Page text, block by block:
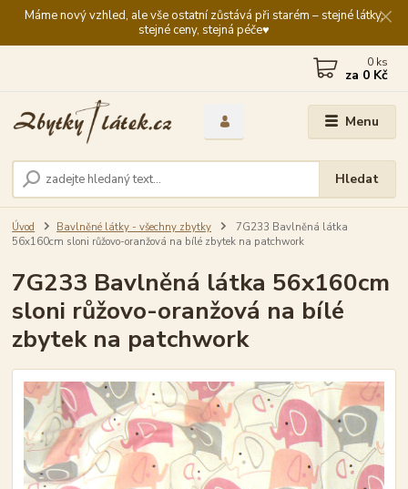
Máme nový vzhled, ale vše ostatní zůstává při starém – stejné látky,
stejné ceny, stejná péče♥️
Menu
Hledat
0 ks
za 0 Kč
Úvod Bavlněné látky - všechny zbytky
7G233 Bavlněná látka
56x160cm sloni růžovo-oranžová na bílé zbytek na patchwork
7G233 Bavlněná látka 56x160cm
sloni růžovo-oranžová na bílé
zbytek na patchwork